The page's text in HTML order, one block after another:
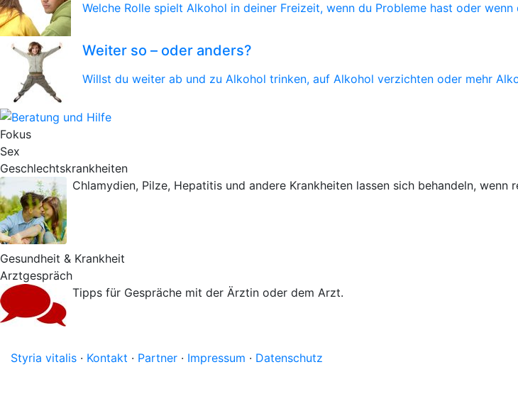
Welche Rolle spielt Alkohol in deiner Freizeit, wenn du Probleme hast oder
Weiter so – oder anders?
Willst du weiter ab und zu Alkohol trinken, auf Alkohol verzichten oder mehr
Fokus
Sex
Geschlechtskrankheiten
Chlamydien, Pilze, Hepatitis und andere Krankheiten lassen sich behandeln,
Gesundheit & Krankheit
Arztgespräch
Tipps für Gespräche mit der Ärztin oder dem Arzt.
Styria vitalis · Kontakt · Partner · Impressum · Datenschutz